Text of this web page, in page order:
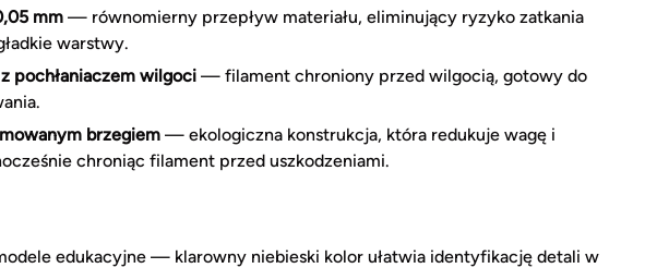
mm — równomierny przepływ materiału, eliminujący ryzyko zatkania
warstwy.
pochłaniaczem wilgoci — filament chroniony przed wilgocią, gotowy do
brzegiem — ekologiczna konstrukcja, która redukuje wagę i
chroniąc filament przed uszkodzeniami.
edukacyjne — klarowny niebieski kolor ułatwia identyfikację detali w